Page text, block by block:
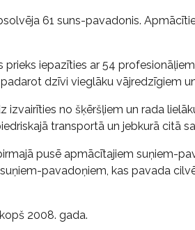
61 suns-pavadonis.
iepazīties ar 54
dzīvi vieglāku vājredzīgiem
izvairīties no šķēršļiem un rada
transportā un jebkurā citā
pusē apmācītajiem suņiem-
pavadoņiem, kas pavada
2008. gada.